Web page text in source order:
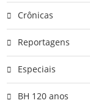
Crônicas
Reportagens
Especiais
BH 120 anos